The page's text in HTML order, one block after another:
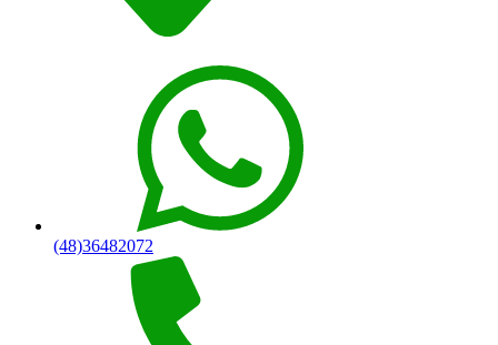
(48)36482072